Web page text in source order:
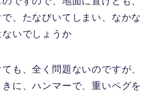
、たなびいてしまい、なかな
いでしょうか
も、全く問題ないのですが、
に、ハンマーで、重いペグを